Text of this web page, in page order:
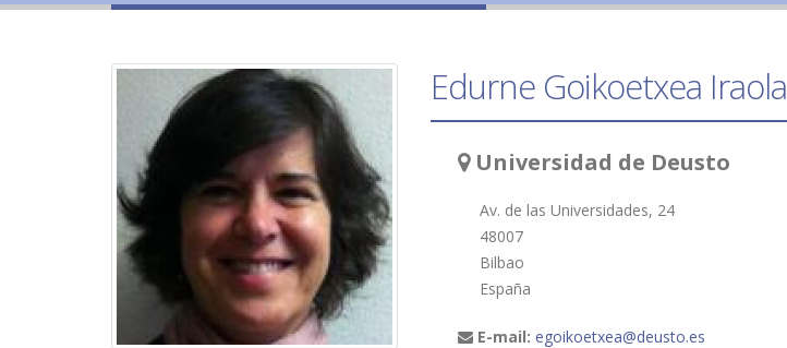
Edurne Goikoetxea Iraola
Universidad de Deusto
Av. de las Universidades, 24
48007
Bilbao
España
E-mail: egoikoetxea@deusto.es